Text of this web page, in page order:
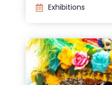
Exhibitions